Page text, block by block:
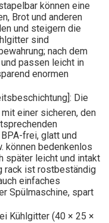
können eine
Brot und anderen
und steigern die
sind
nach dem
passen leicht in
enormen
Die
einer sicheren, den
frei, glatt und
können bedenkenlos
später leicht und intakt
rack​ ist rostbeständig
einfaches
Spülmaschine, spart
Kühlgitter (40 × 25 ×